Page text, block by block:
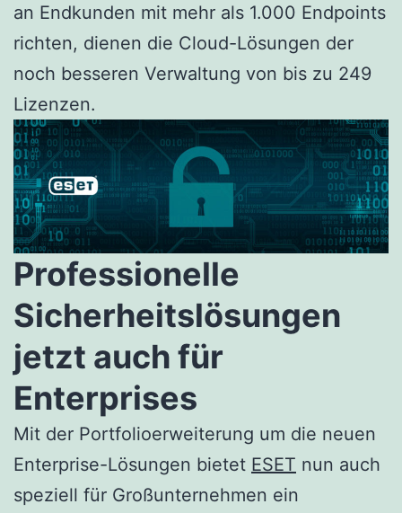
an Endkunden mit mehr als 1.000 Endpoints
richten, dienen die Cloud-Lösungen der
noch besseren Verwaltung von bis zu 249
Lizenzen.
Professionelle
Sicherheitslösungen
jetzt auch für
Enterprises
Mit der Portfolioerweiterung um die neuen
Enterprise-Lösungen bietet ESET nun auch
speziell für Großunternehmen ein